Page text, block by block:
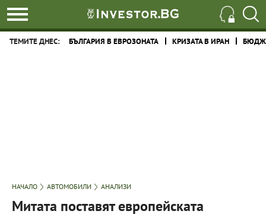
ТЕМИТЕ ДНЕС: БЪЛГАРИЯ В ЕВРОЗОНАТА КРИЗАТА В ИРАН
НАЧАЛО АВТОМОБИЛИ АНАЛИЗИ
Митата поставят европейската